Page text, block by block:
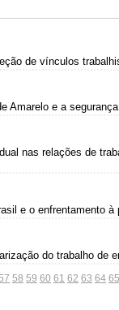
de vínculos
Amarelo e a
nas relações de
e o enfrentamento à
do trabalho de
58 59 60 61 62 63 64 65